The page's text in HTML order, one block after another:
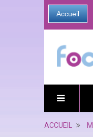
Accueil
ACCUEIL